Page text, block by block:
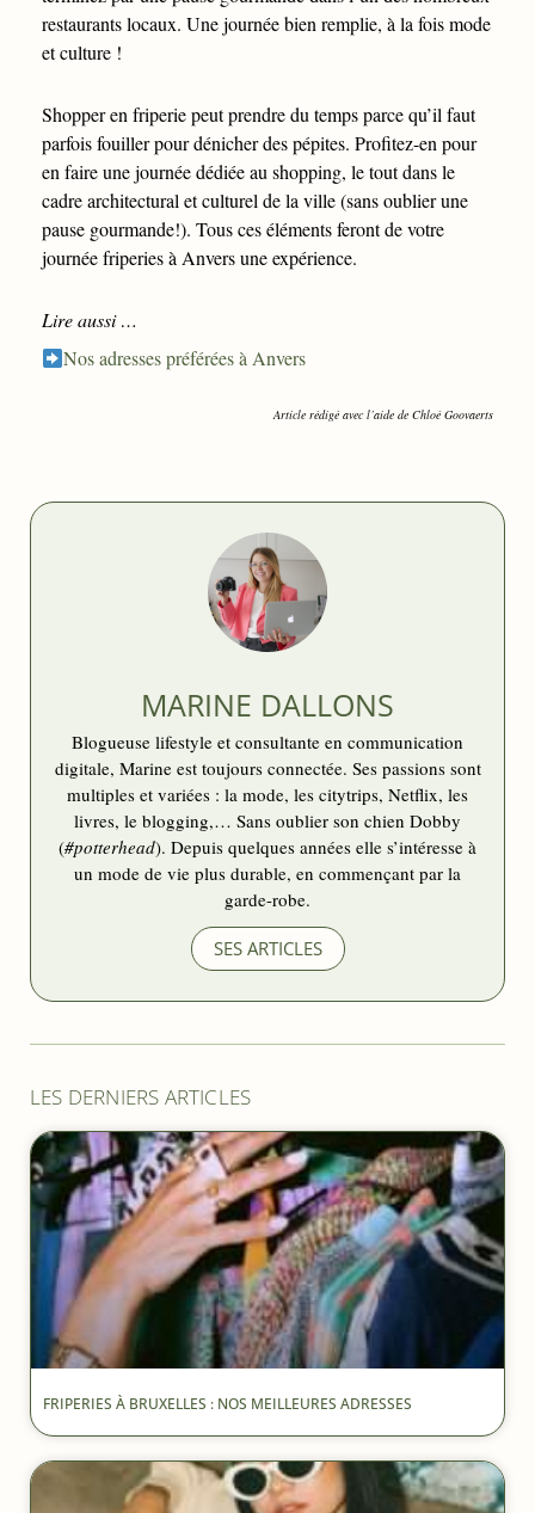
restaurants locaux. Une journée bien remplie, à la fois mode
et culture !
Shopper en friperie peut prendre du temps parce qu’il faut
parfois fouiller pour dénicher des pépites. Profitez-en pour
en faire une journée dédiée au shopping, le tout dans le
cadre architectural et culturel de la ville (sans oublier une
pause gourmande!). Tous ces éléments feront de votre
journée friperies à Anvers une expérience.
Lire aussi …
Nos adresses préférées à Anvers
Article rédigé avec l’aide de Chloé Goovaerts
MARINE DALLONS
Blogueuse lifestyle et consultante en communication
digitale, Marine est toujours connectée. Ses passions sont
multiples et variées : la mode, les citytrips, Netflix, les
livres, le blogging,… Sans oublier son chien Dobby
(#potterhead). Depuis quelques années elle s’intéresse à
un mode de vie plus durable, en commençant par la
garde-robe.
SES ARTICLES
LES DERNIERS ARTICLES
FRIPERIES À BRUXELLES : NOS MEILLEURES ADRESSES